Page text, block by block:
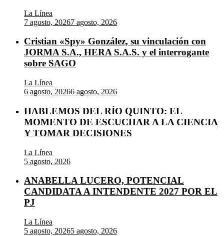
La Línea
7 agosto, 20267 agosto, 2026
Cristian «Spy» González, su vinculación con
JORMA S.A., HERA S.A.S. y el interrogante
sobre SAGO
La Línea
6 agosto, 20266 agosto, 2026
HABLEMOS DEL RÍO QUINTO: EL
MOMENTO DE ESCUCHAR A LA CIENCIA
Y TOMAR DECISIONES
La Línea
5 agosto, 2026
ANABELLA LUCERO, POTENCIAL
CANDIDATA A INTENDENTE 2027 POR EL
PJ
La Línea
5 agosto, 20265 agosto, 2026